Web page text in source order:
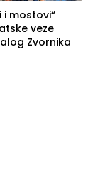
i mostovi“
veze
Zvornika